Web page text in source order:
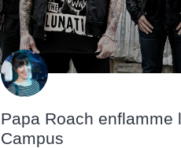
Papa Roach enflamme
Campus